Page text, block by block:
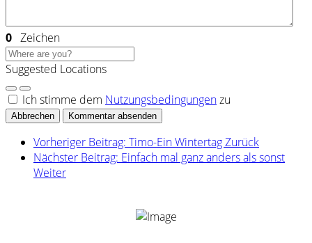
0 Zeichen
Suggested Locations
Ich stimme dem Nutzungsbedingungenzu
Abbrechen Kommentar absenden
Vorheriger Beitrag: Timo-Ein WintertagZurück
Nächster Beitrag: Einfach mal ganz anders als sonst
Weiter